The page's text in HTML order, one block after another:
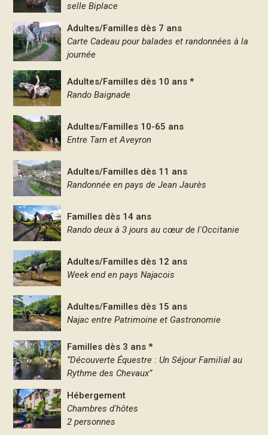
selle Biplace
Adultes/Familles dès 7 ans
Carte Cadeau pour balades et randonnées à la
journée
Adultes/Familles dès 10 ans *
Rando Baignade
Adultes/Familles 10-65 ans
Entre Tarn et Aveyron
Adultes/Familles dès 11 ans
Randonnée en pays de Jean Jaurès
Familles dès 14 ans
Rando deux à 3 jours au cœur de l'Occitanie
Adultes/Familles dès 12 ans
Week end en pays Najacois
Adultes/Familles dès 15 ans
Najac entre Patrimoine et Gastronomie
Familles dès 3 ans *
“Découverte Équestre : Un Séjour Familial au
Rythme des Chevaux”
Hébergement
Chambres d'hôtes
2 personnes